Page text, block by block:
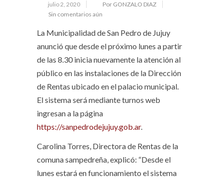
julio 2, 2020
Por GONZALO DIAZ
Sin comentarios aún
La Municipalidad de San Pedro de Jujuy
anunció que desde el próximo lunes a partir
de las 8.30 inicia nuevamente la atención al
público en las instalaciones de la Dirección
de Rentas ubicado en el palacio municipal.
El sistema será mediante turnos web
ingresan a la página
https://sanpedrodejujuy.gob.ar.
Carolina Torres, Directora de Rentas de la
comuna sampedreña, explicó: “Desde el
lunes estará en funcionamiento el sistema